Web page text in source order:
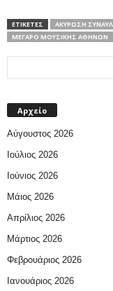
ΕΤΙΚΕΤΕΣ ΑΚΎΡΩΣΗ
ΜΈΓΑΡΟ ΜΟΥΣΙΚΉΣ ΑΘΗΝΏΝ
Αρχείο
Αύγουστος 2026
Ιούλιος 2026
Ιούνιος 2026
Μάιος 2026
Απρίλιος 2026
Μάρτιος 2026
Φεβρουάριος 2026
Ιανουάριος 2026